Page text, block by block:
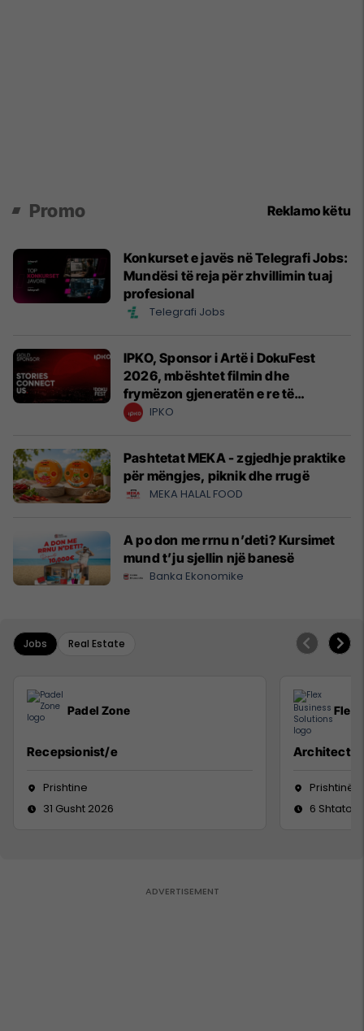
Promo Reklamo këtu
Konkurset e javës në Telegrafi Jobs:
Mundësi të reja për zhvillimin tuaj
profesional
Telegrafi Jobs
IPKO, Sponsor i Artë i DokuFest
2026, mbështet filmin dhe
frymëzon gjeneratën e re të
krijuesve
IPKO
Pashtetat MEKA - zgjedhje praktike
për mëngjes, piknik dhe rrugë
MEKA HALAL FOOD
A po don me rrnu n’deti? Kursimet
mund t’ju sjellin një banesë
Banka Ekonomike
Jobs Real Estate
Padel Zone
Recepsionist/e
Prishtine
31 Gusht 2026
Flex
Architect
Prishtinë
6 Shtator